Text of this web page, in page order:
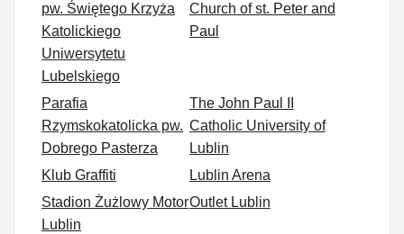
pw. Świętego Krzyża
Katolickiego
Uniwersytetu
Lubelskiego
Church of st. Peter and
Paul
Parafia
Rzymskokatolicka pw.
Dobrego Pasterza
The John Paul II
Catholic University of
Lublin
Klub Graffiti
Lublin Arena
Stadion Żużlowy Motor
Lublin
Outlet Lublin